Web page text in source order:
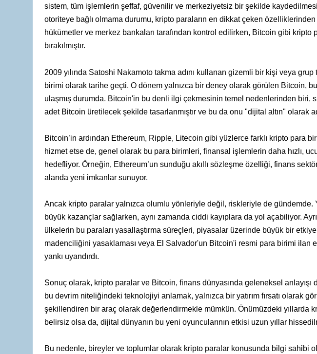
sistem, tüm işlemlerin şeffaf, güvenilir ve merkeziyetsiz bir şekilde
otoriteye bağlı olmama durumu, kripto paraların en dikkat çeken
hükümetler ve merkez bankaları tarafından kontrol edilirken, Bitcoin gibi kripto
bırakılmıştır.
2009 yılında Satoshi Nakamoto takma adını kullanan gizemli bir kişi veya
birimi olarak tarihe geçti. O dönem yalnızca bir deney olarak görülen Bitcoin,
ulaşmış durumda. Bitcoin'in bu denli ilgi çekmesinin temel nedenlerinden biri,
adet Bitcoin üretilecek şekilde tasarlanmıştır ve bu da onu "dijital altın" olarak
Bitcoin’in ardından Ethereum, Ripple, Litecoin gibi yüzlerce farklı kripto para
hizmet etse de, genel olarak bu para birimleri, finansal işlemlerin daha hızlı,
hedefliyor. Örneğin, Ethereum’un sunduğu akıllı sözleşme özelliği, finans
alanda yeni imkanlar sunuyor.
Ancak kripto paralar yalnızca olumlu yönleriyle değil, riskleriyle de gündemde.
büyük kazançlar sağlarken, aynı zamanda ciddi kayıplara da yol açabiliyor.
ülkelerin bu paraları yasallaştırma süreçleri, piyasalar üzerinde büyük bir
madenciliğini yasaklaması veya El Salvador'un Bitcoin'i resmi para birimi ilan
yankı uyandırdı.
Sonuç olarak, kripto paralar ve Bitcoin, finans dünyasında geleneksel
bu devrim niteliğindeki teknolojiyi anlamak, yalnızca bir yatırım fırsatı olarak
şekillendiren bir araç olarak değerlendirmekle mümkün. Önümüzdeki yıllarda
belirsiz olsa da, dijital dünyanın bu yeni oyuncularının etkisi uzun yıllar
Bu nedenle, bireyler ve toplumlar olarak kripto paralar konusunda bilgi sahibi